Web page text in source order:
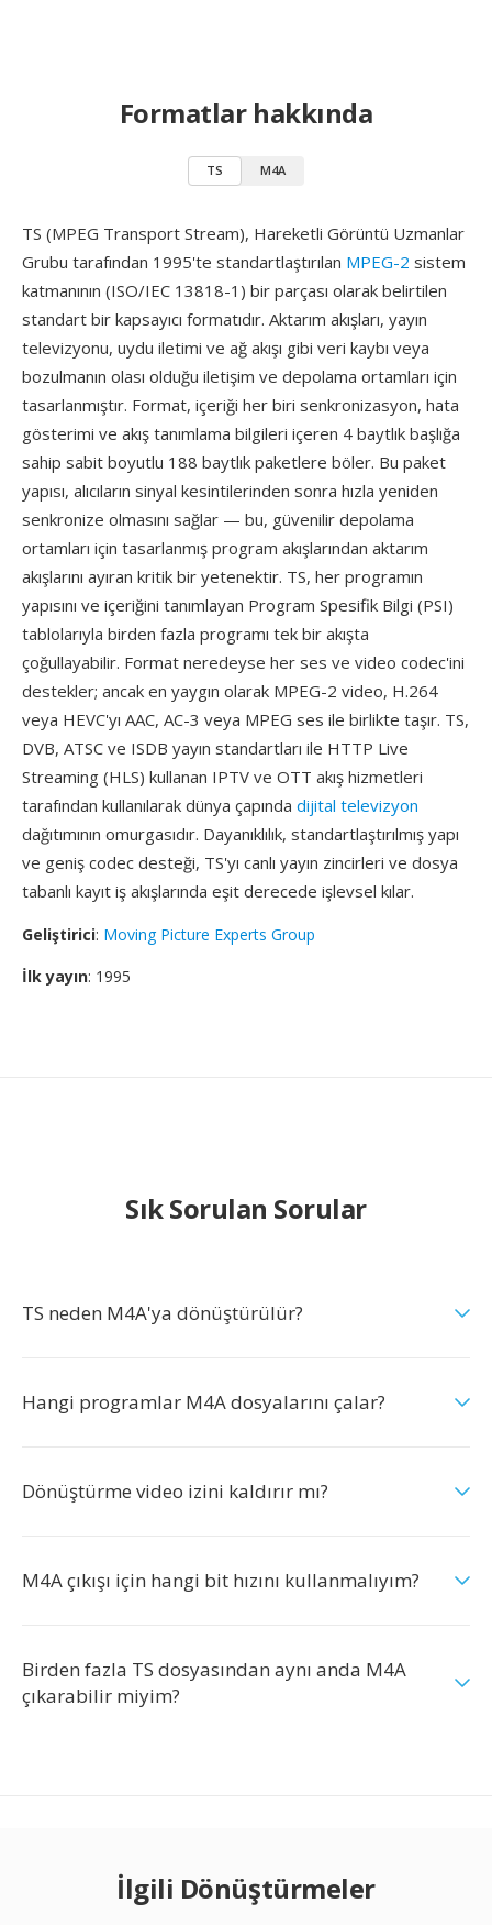
Formatlar hakkında
TS M4A
TS (MPEG Transport Stream), Hareketli Görüntü Uzmanlar
Grubu tarafından 1995'te standartlaştırılan MPEG-2 sistem
katmanının (ISO/IEC 13818-1) bir parçası olarak belirtilen
standart bir kapsayıcı formatıdır. Aktarım akışları, yayın
televizyonu, uydu iletimi ve ağ akışı gibi veri kaybı veya
bozulmanın olası olduğu iletişim ve depolama ortamları için
tasarlanmıştır. Format, içeriği her biri senkronizasyon, hata
gösterimi ve akış tanımlama bilgileri içeren 4 baytlık başlığa
sahip sabit boyutlu 188 baytlık paketlere böler. Bu paket
yapısı, alıcıların sinyal kesintilerinden sonra hızla yeniden
senkronize olmasını sağlar — bu, güvenilir depolama
ortamları için tasarlanmış program akışlarından aktarım
akışlarını ayıran kritik bir yetenektir. TS, her programın
yapısını ve içeriğini tanımlayan Program Spesifik Bilgi (PSI)
tablolarıyla birden fazla programı tek bir akışta
çoğullayabilir. Format neredeyse her ses ve video codec'ini
destekler; ancak en yaygın olarak MPEG-2 video, H.264
veya HEVC'yı AAC, AC-3 veya MPEG ses ile birlikte taşır. TS,
DVB, ATSC ve ISDB yayın standartları ile HTTP Live
Streaming (HLS) kullanan IPTV ve OTT akış hizmetleri
tarafından kullanılarak dünya çapında dijital televizyon
dağıtımının omurgasıdır. Dayanıklılık, standartlaştırılmış yapı
ve geniş codec desteği, TS'yı canlı yayın zincirleri ve dosya
tabanlı kayıt iş akışlarında eşit derecede işlevsel kılar.
Geliştirici: Moving Picture Experts Group
İlk yayın: 1995
Sık Sorulan Sorular
TS neden M4A'ya dönüştürülür?
Hangi programlar M4A dosyalarını çalar?
Dönüştürme video izini kaldırır mı?
M4A çıkışı için hangi bit hızını kullanmalıyım?
Birden fazla TS dosyasından aynı anda M4A
çıkarabilir miyim?
İlgili Dönüştürmeler